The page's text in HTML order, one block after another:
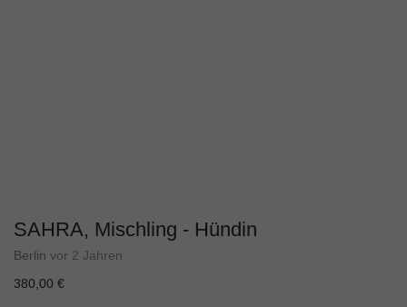
SAHRA, Mischling - Hündin
Berlin vor 2 Jahren
380,00 €